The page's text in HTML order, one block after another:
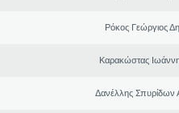
Ρόκος Γεώργιος
Καρακώστας
Δανέλλης Σπυρίδων